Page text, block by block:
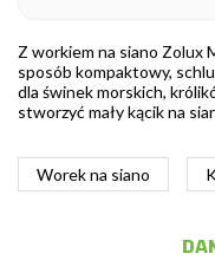
Z workiem na siano Zolux
sposób kompaktowy,
dla świnek morskich,
stworzyć mały kącik na
Worek na siano